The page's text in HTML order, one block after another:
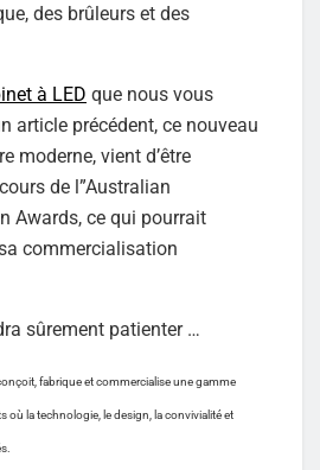
des brûleurs et des
à LED que nous vous
article précédent, ce nouveau
moderne, vient d’être
de l”Australian
Awards, ce qui pourrait
commercialisation
sûrement patienter …
fabrique et commercialise une gamme
où la technologie, le design, la convivialité et